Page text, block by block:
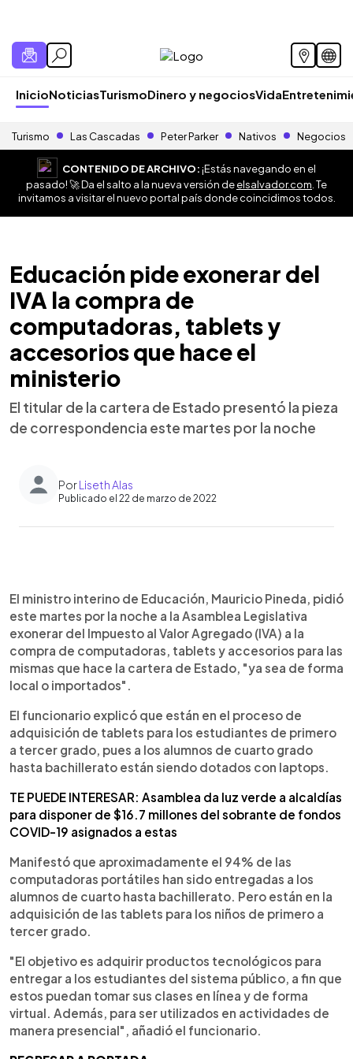
InicioNoticiasTurismoDinero y negociosVida
Turismo Las Cascadas Peter Parker Nativos Negocios
CONTENIDO DE ARCHIVO:¡Estás navegando en el
pasado! 🚀 Da el salto a la nueva versión deelsalvador.com . Te
invitamos a visitar el nuevo portal país donde coincidimos todos.
Educación pide exonerar del
IVA la compra de
computadoras, tablets y
accesorios que hace el
ministerio
El titular de la cartera de Estado presentó la pieza
de correspondencia este martes por la noche
PorLiseth Alas
Publicado el 22 de marzo de 2022
► Escuchar artículo
El ministro interino de Educación, Mauricio Pineda, pidió
este martes por la noche a la Asamblea Legislativa
exonerar del Impuesto al Valor Agregado (IVA) a la
compra de computadoras, tablets y accesorios para las
mismas que hace la cartera de Estado, "ya sea de forma
local o importados".
El funcionario explicó que están en el proceso de
adquisición de tablets para los estudiantes de primero
a tercer grado, pues a los alumnos de cuarto grado
hasta bachillerato están siendo dotados con laptops.
TE PUEDE INTERESAR: Asamblea da luz verde a alcaldías
para disponer de $16.7 millones del sobrante de fondos
COVID-19 asignados a estas
Manifestó que aproximadamente el 94% de las
computadoras portátiles han sido entregadas a los
alumnos de cuarto hasta bachillerato. Pero están en la
adquisición de las tablets para los niños de primero a
tercer grado.
"El objetivo es adquirir productos tecnológicos para
entregar a los estudiantes del sistema público, a fin que
estos puedan tomar sus clases en línea y de forma
virtual. Además, para ser utilizados en actividades de
manera presencial", añadió el funcionario.